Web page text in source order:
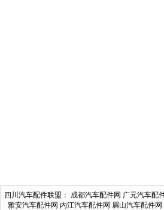
四川汽车配件联盟 ： 成都汽车配件网 广元汽车配
雅安汽车配件网 内江汽车配件网 眉山汽车配件网